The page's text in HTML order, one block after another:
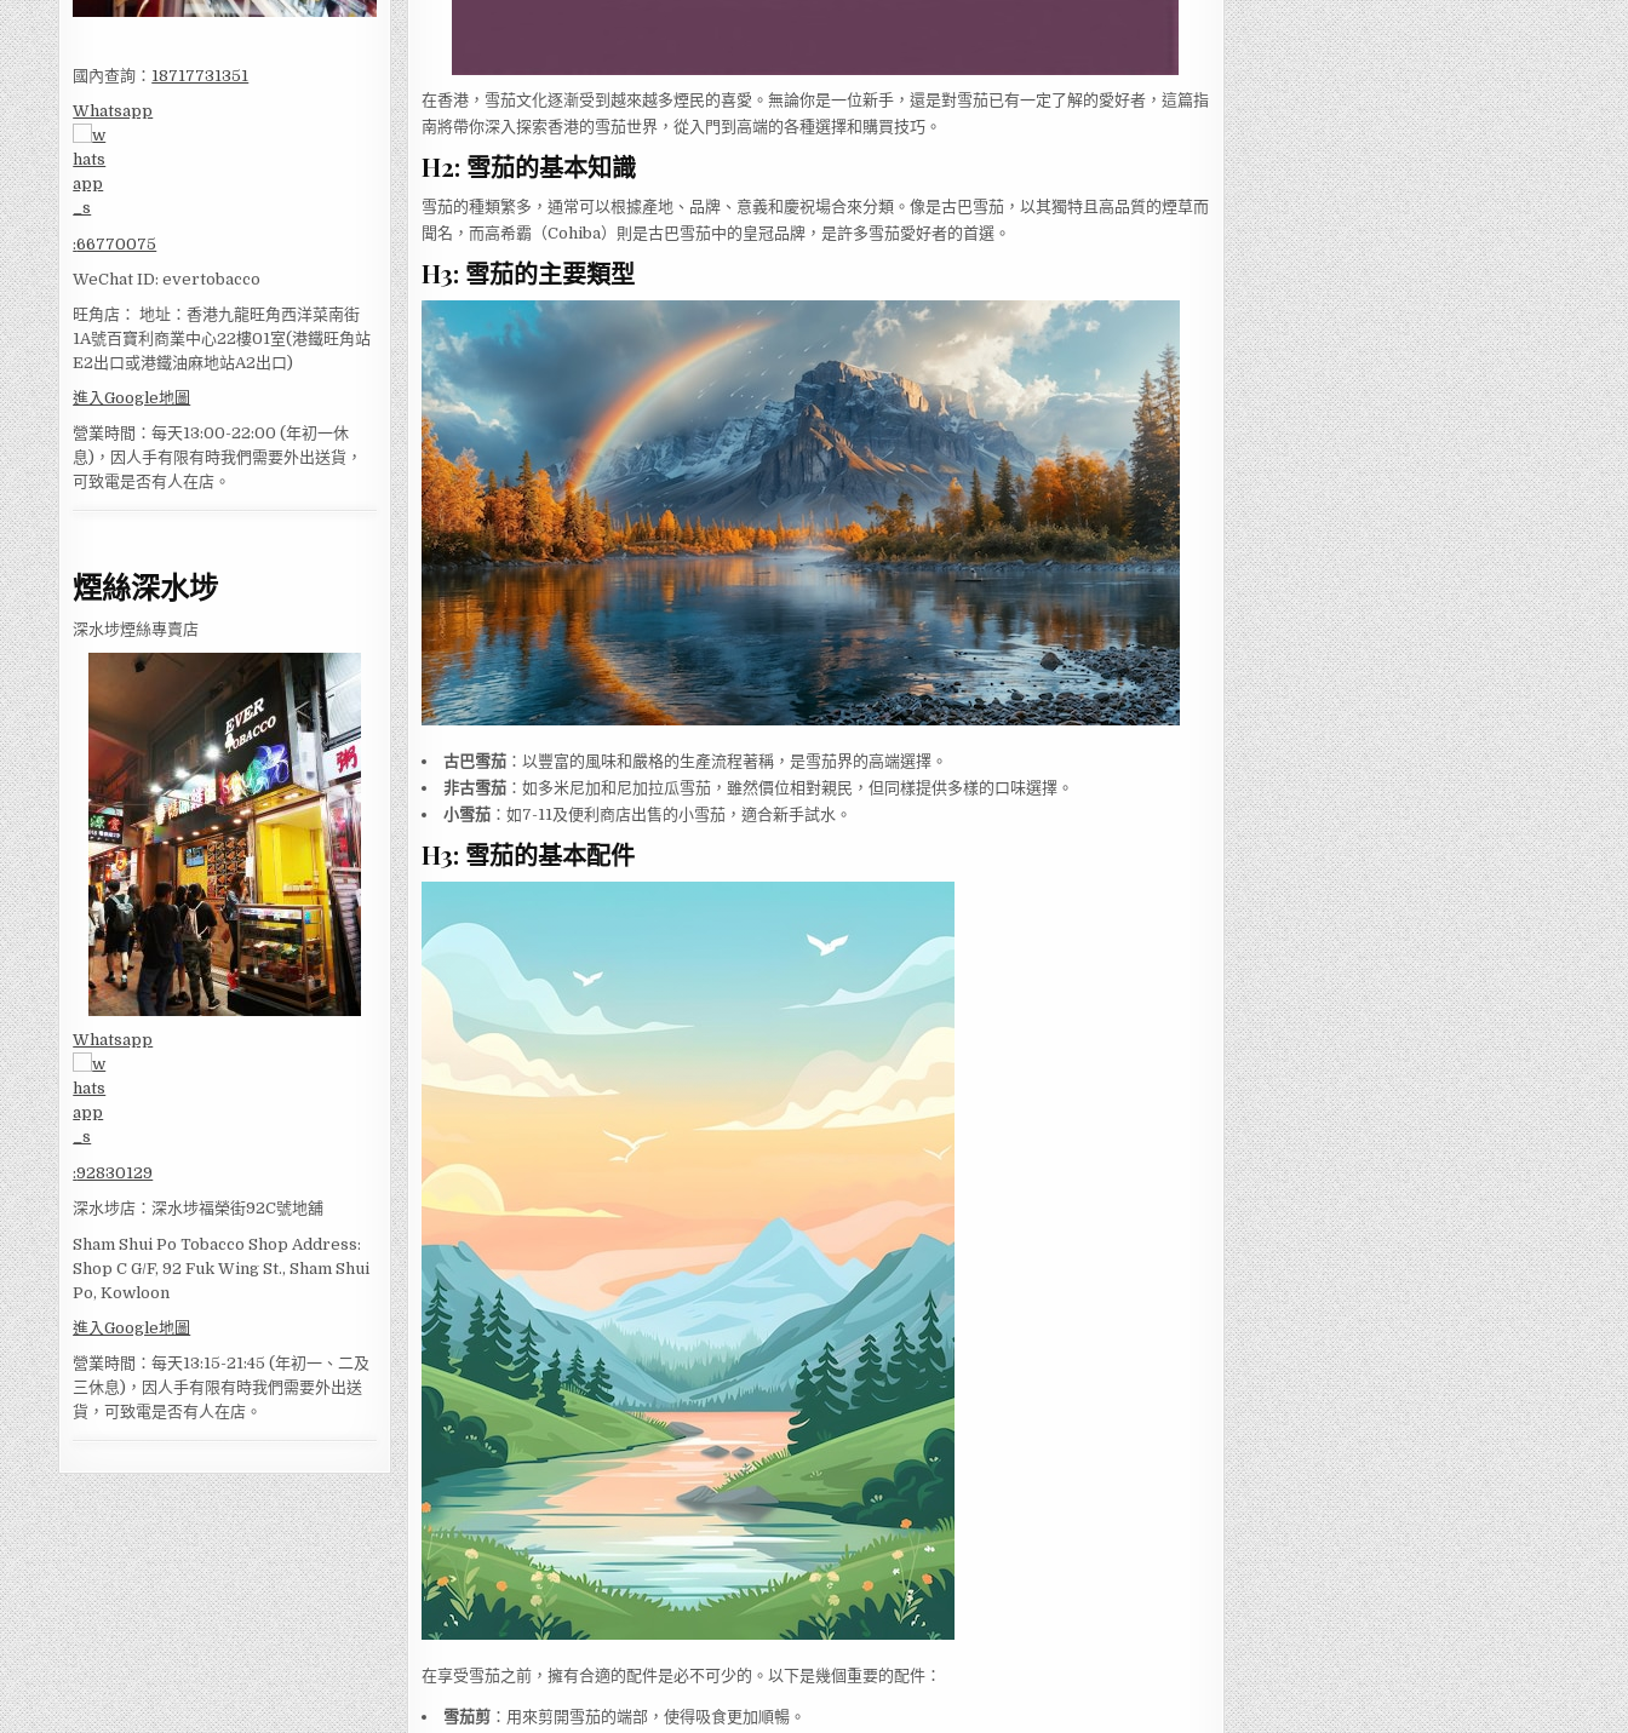
國內查詢： 18717731351
Whatsapp
:66770075
WeChat ID: evertobacco
旺角店： 地址：香港九龍旺角西洋菜南街
1A號百寶利商業中心22樓01室(港鐵旺角站
E2出口或港鐵油麻地站A2出口)
進入Google地圖
營業時間：每天13:00-22:00 (年初一休
息)，因人手有限有時我們需要外出送貨，
可致電是否有人在店。
煙絲深水埗
深水埗煙絲專賣店
Whatsapp
:92830129
深水埗店：深水埗福榮街92C號地舖
Sham Shui Po Tobacco Shop Address:
Shop C G/F, 92 Fuk Wing St., Sham Shui
Po, Kowloon
進入Google地圖
營業時間：每天13:15-21:45 (年初一、二及
三休息)，因人手有限有時我們需要外出送
貨，可致電是否有人在店。
在香港，雪茄文化逐漸受到越來越多煙民的喜愛。無論你是一位新手，還是對雪茄已有一定了解的愛好者，這篇指
南將帶你深入探索香港的雪茄世界，從入門到高端的各種選擇和購買技巧。
H2: 雪茄的基本知識
雪茄的種類繁多，通常可以根據產地、品牌、意義和慶祝場合來分類。像是古巴雪茄，以其獨特且高品質的煙草而
聞名，而高希霸（Cohiba）則是古巴雪茄中的皇冠品牌，是許多雪茄愛好者的首選。
H3: 雪茄的主要類型
古巴雪茄：以豐富的風味和嚴格的生產流程著稱，是雪茄界的高端選擇。
非古雪茄：如多米尼加和尼加拉瓜雪茄，雖然價位相對親民，但同樣提供多樣的口味選擇。
小雪茄：如7-11及便利商店出售的小雪茄，適合新手試水。
H3: 雪茄的基本配件
在享受雪茄之前，擁有合適的配件是必不可少的。以下是幾個重要的配件：
雪茄剪：用來剪開雪茄的端部，使得吸食更加順暢。